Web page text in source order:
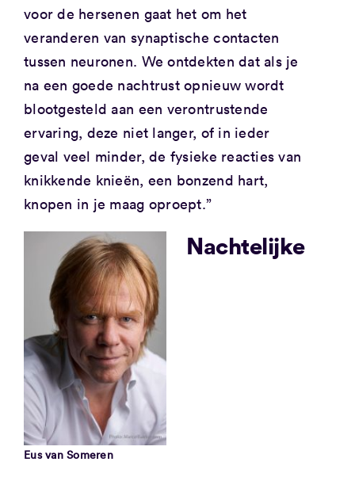
voor de hersenen gaat het om het
veranderen van synaptische contacten
tussen neuronen. We ontdekten dat als je
na een goede nachtrust opnieuw wordt
blootgesteld aan een verontrustende
ervaring, deze niet langer, of in ieder
geval veel minder, de fysieke reacties van
knikkende knieën, een bonzend hart,
knopen in je maag oproept.”
Eus van Someren
Nachtelijke